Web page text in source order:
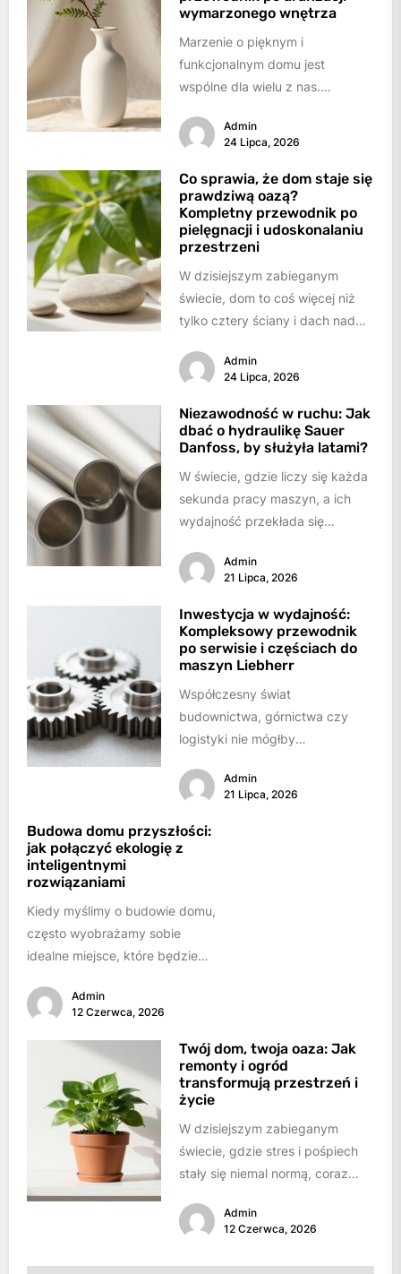
wymarzonego wnętrza
Marzenie o pięknym i
funkcjonalnym domu jest
wspólne dla wielu z nas.
tylko zachwycały estetyką,...
Admin
24 Lipca, 2026
Co sprawia, że dom staje się
prawdziwą oazą?
Kompletny przewodnik po
pielęgnacji i udoskonalaniu
przestrzeni
W dzisiejszym zabieganym
świecie, dom to coś więcej niż
tylko cztery ściany i dach nad
miejsce...Admin
24 Lipca, 2026
Niezawodność w ruchu: Jak
dbać o hydraulikę Sauer
Danfoss, by służyła latami?
W świecie, gdzie liczy się każda
sekunda pracy maszyn, a ich
wydajność przekłada się
sprawność systemów
hydraulicznych...
Admin
21 Lipca, 2026
Inwestycja w wydajność:
Kompleksowy przewodnik
po serwisie i częściach do
maszyn Liebherr
Współczesny świat
budownictwa, górnictwa czy
logistyki nie mógłby
sprzętu. Maszyny takie jak
koparki, ładowarki, spycharki
czy dźwigi...
Admin
21 Lipca, 2026
Budowa domu przyszłości:
jak połączyć ekologię z
inteligentnymi
rozwiązaniami
Kiedy myślimy o budowie domu,
często wyobrażamy sobie
idealne miejsce, które będzie
przestrzenią do realizacji
marzeń. W...
Admin
12 Czerwca, 2026
Twój dom, twoja oaza: Jak
remonty i ogród
transformują przestrzeń i
życie
W dzisiejszym zabieganym
świecie, gdzie stres i pośpiech
stały się niemal normą, coraz
własnego azylu. Dom przestaje...
Admin
12 Czerwca, 2026